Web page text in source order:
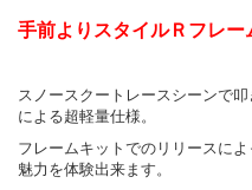
手前よりスタイルＲフレ
スノースクートレースシーンで
による超軽量仕様。
フレームキットでのリリースに
魅力を体験出来ます。